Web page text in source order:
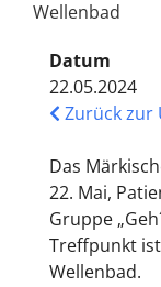
Wellenbad
Datum
22.05.2024
Zurück zur
Das
22. Mai,
Gruppe
Treffpunkt
Wellenbad.